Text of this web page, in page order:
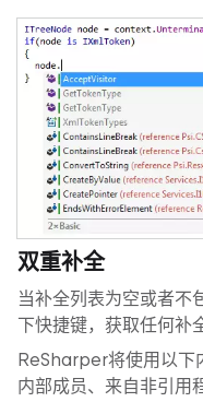
双重补全
当补全列表为空或者不
下快捷键，获取任何补
ReSharper将使用以下
内部成员、来自非引用